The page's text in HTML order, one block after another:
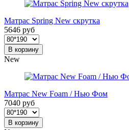
Матрас Spring New скрутка
5646 руб
В корзину
New
Матрас New Foam / Нью Фом
7040 руб
В корзину